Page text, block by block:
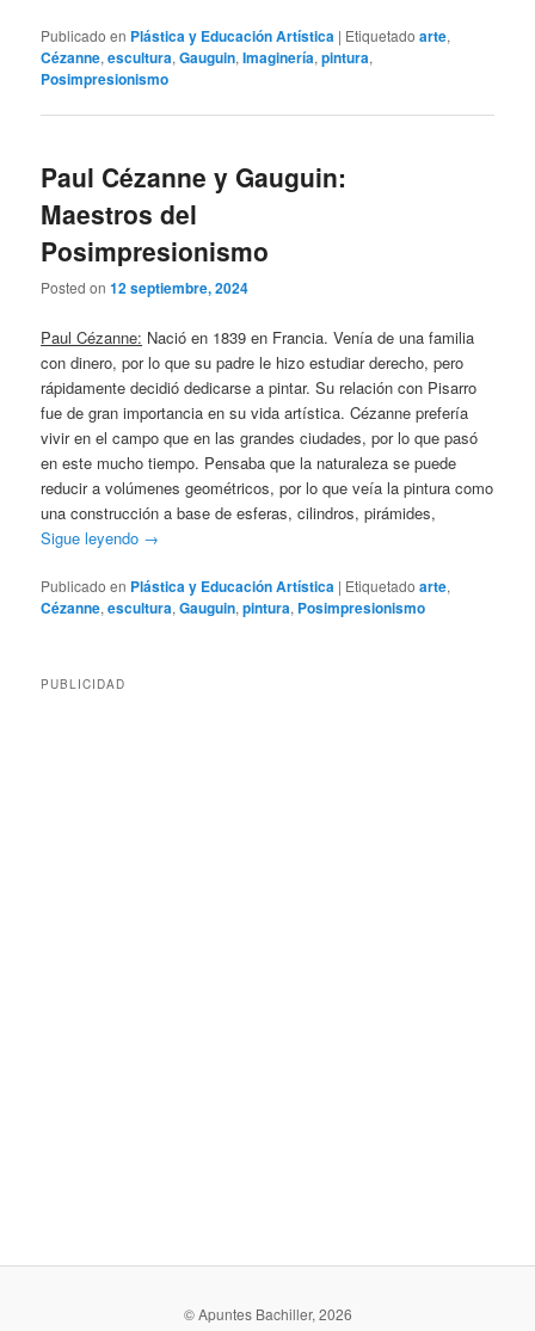
Publicado en Plástica y Educación Artística | Etiquetado arte,
Cézanne,escultura,Gauguin,Imaginería,pintura,
Posimpresionismo
Paul Cézanne y Gauguin:
Maestros del
Posimpresionismo
Posted on12 septiembre, 2024
Paul Cézanne: Nació en 1839 en Francia. Venía de una familia
con dinero, por lo que su padre le hizo estudiar derecho, pero
rápidamente decidió dedicarse a pintar. Su relación con Pisarro
fue de gran importancia en su vida artística. Cézanne prefería
vivir en el campo que en las grandes ciudades, por lo que pasó
en este mucho tiempo. Pensaba que la naturaleza se puede
reducir a volúmenes geométricos, por lo que veía la pintura como
una construcción a base de esferas, cilindros, pirámides,
Sigue leyendo →
Publicado en Plástica y Educación Artística | Etiquetado arte,
Cézanne,escultura,Gauguin,pintura, Posimpresionismo
PUBLICIDAD
© Apuntes Bachiller, 2026